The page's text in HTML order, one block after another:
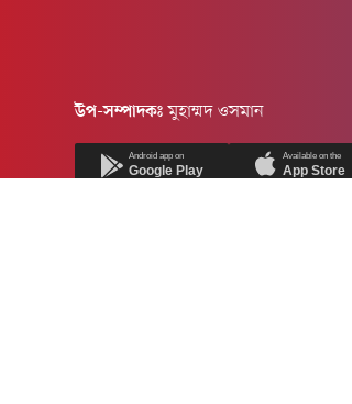
উপ-সম্পাদকঃমুহাম্মদ ওসমান
Android app on
Google Play
Available on the
App Store